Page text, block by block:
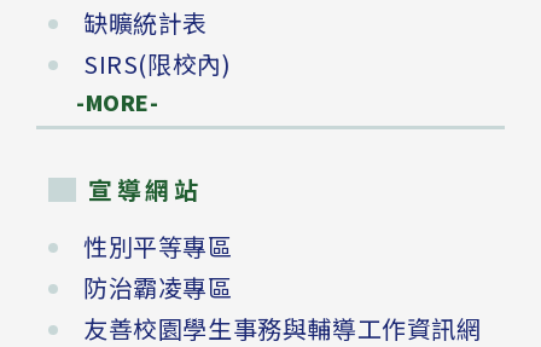
缺曠統計表
SIRS(限校內)
-MORE-
宣導網站
性別平等專區
防治霸凌專區
友善校園學生事務與輔導工作資訊網